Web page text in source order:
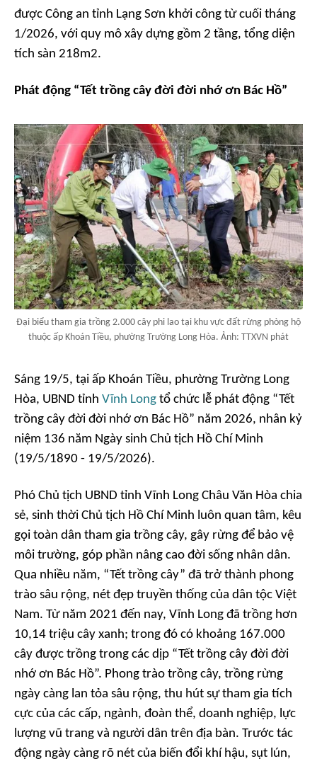
được Công an tỉnh Lạng Sơn khởi công từ cuối tháng
1/2026, với quy mô xây dựng gồm 2 tầng, tổng diện
tích sàn 218m2.
Phát động “Tết trồng cây đời đời nhớ ơn Bác Hồ”
Đại biểu tham gia trồng 2.000 cây phi lao tại khu vực đất rừng phòng hộ
thuộc ấp Khoán Tiều, phường Trường Long Hòa. Ảnh: TTXVN phát
Sáng 19/5, tại ấp Khoán Tiều, phường Trường Long
Hòa, UBND tỉnh Vĩnh Long tổ chức lễ phát động “Tết
trồng cây đời đời nhớ ơn Bác Hồ” năm 2026, nhân kỷ
niệm 136 năm Ngày sinh Chủ tịch Hồ Chí Minh
(19/5/1890 - 19/5/2026).
Phó Chủ tịch UBND tỉnh Vĩnh Long Châu Văn Hòa chia
sẻ, sinh thời Chủ tịch Hồ Chí Minh luôn quan tâm, kêu
gọi toàn dân tham gia trồng cây, gây rừng để bảo vệ
môi trường, góp phần nâng cao đời sống nhân dân.
Qua nhiều năm, “Tết trồng cây” đã trở thành phong
trào sâu rộng, nét đẹp truyền thống của dân tộc Việt
Nam. Từ năm 2021 đến nay, Vĩnh Long đã trồng hơn
10,14 triệu cây xanh; trong đó có khoảng 167.000
cây được trồng trong các dịp “Tết trồng cây đời đời
nhớ ơn Bác Hồ”. Phong trào trồng cây, trồng rừng
ngày càng lan tỏa sâu rộng, thu hút sự tham gia tích
cực của các cấp, ngành, đoàn thể, doanh nghiệp, lực
lượng vũ trang và người dân trên địa bàn. Trước tác
động ngày càng rõ nét của biến đổi khí hậu, sụt lún,